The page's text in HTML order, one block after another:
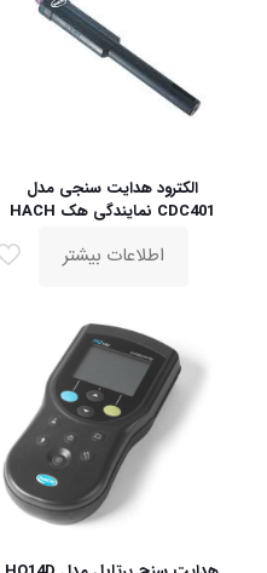
الکترود هدایت سنجی مدل
CDC401 نمایندگی هک HACH
اطلاعات بیشتر